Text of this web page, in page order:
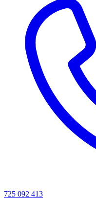
725 092 413